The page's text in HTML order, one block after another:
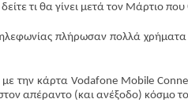
τι θα γίνει μετά τον Μάρτιο
πλήρωσαν πολλά
την κάρτα Vodafone Mobile
απέραντο (και ανέξοδο) κόσμο